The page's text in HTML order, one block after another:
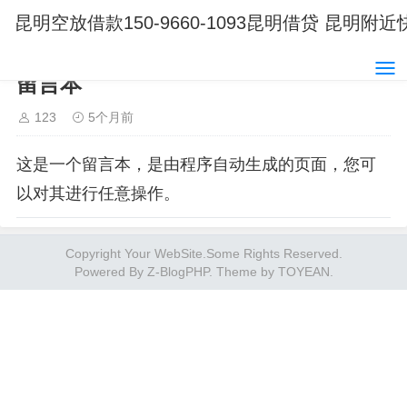
昆明空放借款150-9660-1093昆明借贷 昆明附
留言本
123 5个月前
这是一个留言本，是由程序自动生成的页面，您可
以对其进行任意操作。
Copyright Your WebSite.Some Rights Reserved.
Powered By Z-BlogPHP. Theme by TOYEAN